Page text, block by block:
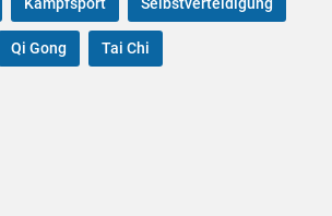
Qi Gong Tai Chi